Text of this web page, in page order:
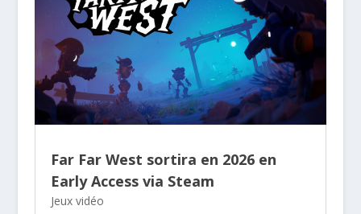
Far Far West sortira en 2026 en
Early Access via Steam
Jeux vidéo